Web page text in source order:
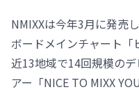
NMIXXは今年3月に発売
ボードメインチャート
近13地域で14回規模の
アー「NICE TO MIXX